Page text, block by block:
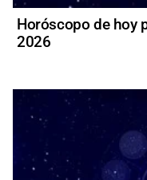
Horóscopo de hoy
2026